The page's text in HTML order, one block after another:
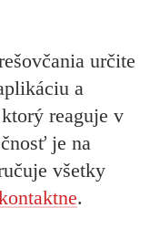
určite
a
reaguje v
je na
všetky
.